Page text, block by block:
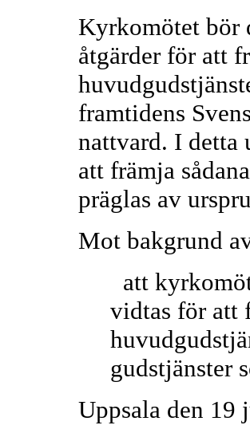
Kyrkomötet bör
åtgärder för att
framtidens
nattvard. I detta
att främja
präglas av
Mot bakgrund
att
vidtas för att
gudstjänster
Uppsala den 19